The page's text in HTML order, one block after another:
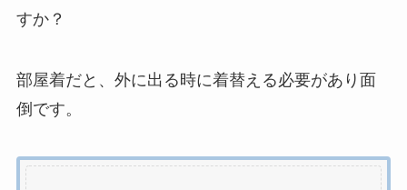
すか？
部屋着だと、外に出る時に着替える必要があり面
倒です。